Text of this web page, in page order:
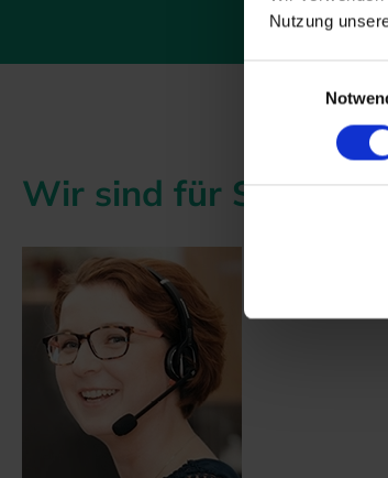
Nutzung
Wir sind für Sie da!